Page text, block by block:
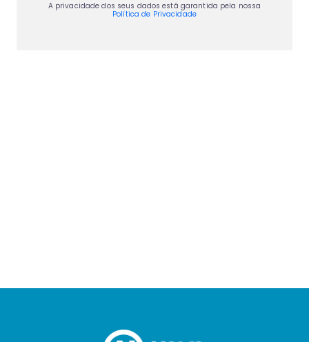
A privacidade dos seus dados está garantida pela nossa
Política de Privacidade